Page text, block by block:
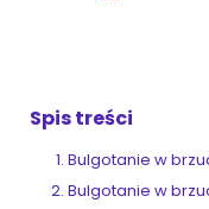
Spis treści
Bulgotanie w
Bulgotanie w